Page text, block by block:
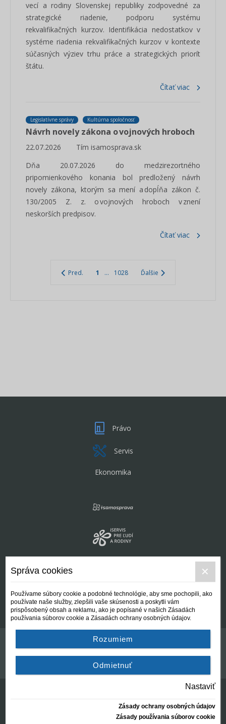
vecí a rodiny Slovenskej republiky zodpovedné za
strategické riadenie, podporu systému
rekvalifikačných kurzov. Identifikácia nedostatkov v
systéme riadenia rekvalifikačných kurzov v kontexte
súčasných výziev trhu práce a strategických priorít
štátu.
Čítať viac
Legislatívne správy Kultúrna spoločnosť
Návrh novely zákona o vojnových hroboch
22.07.2026
Tím isamosprava.sk
Dňa 20.07.2026 do medzirezortného
pripomienkového konania bol predložený návrh
novely zákona, ktorým sa mení a dopĺňa zákon č.
130/2005 Z. z. o vojnových hroboch v znení
neskorších predpisov.
Čítať viac
Pred. 1 ... 1028 Ďalšie
Právo
Servis
Ekonomika
Kontakt
Všeobecné podmienky
© Centrálna nezisková spoločnosť | since 2012
Správa cookies
Používame súbory cookie a podobné technológie, aby sme pochopili, ako
používate naše služby, zlepšili vaše skúsenosti a poskytli vám
prispôsobený obsah a reklamu, ako je popísané v našich Zásadách
používania súborov cookie a Zásadách ochrany osobných údajov.
Rozumiem
Odmietnuť
Nastaviť
Zásady ochrany osobných údajov
Zásady používania súborov cookie